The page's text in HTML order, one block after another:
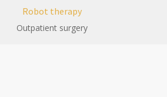
Robot therapy
Outpatient surgery